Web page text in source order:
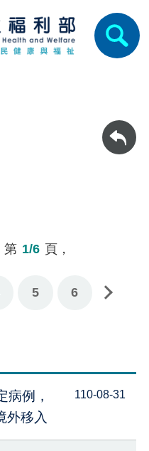
回上一頁
第 1/6 頁，
5 6
病例，
外移入
110-08-31